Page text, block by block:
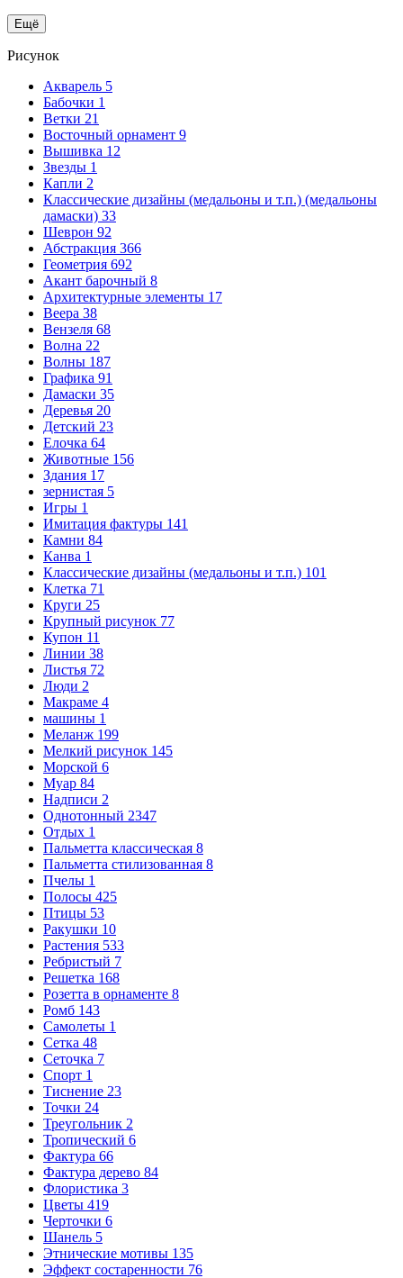
Ещё
Рисунок
Акварель 5
Бабочки 1
Ветки 21
Восточный орнамент 9
Вышивка 12
Звезды 1
Капли 2
Классические дизайны (медальоны и т.п.) (медальоны
дамаски) 33
Шеврон 92
Абстракция 366
Геометрия 692
Акант барочный 8
Архитектурные элементы 17
Веера 38
Вензеля 68
Волна 22
Волны 187
Графика 91
Дамаски 35
Деревья 20
Детский 23
Елочка 64
Животные 156
Здания 17
зернистая 5
Игры 1
Имитация фактуры 141
Камни 84
Канва 1
Классические дизайны (медальоны и т.п.) 101
Клетка 71
Круги 25
Крупный рисунок 77
Купон 11
Линии 38
Листья 72
Люди 2
Макраме 4
машины 1
Меланж 199
Мелкий рисунок 145
Морской 6
Муар 84
Надписи 2
Однотонный 2347
Отдых 1
Пальметта классическая 8
Пальметта стилизованная 8
Пчелы 1
Полосы 425
Птицы 53
Ракушки 10
Растения 533
Ребристый 7
Решетка 168
Розетта в орнаменте 8
Ромб 143
Самолеты 1
Сетка 48
Сеточка 7
Спорт 1
Тиснение 23
Точки 24
Треугольник 2
Тропический 6
Фактура 66
Фактура дерево 84
Флористика 3
Цветы 419
Черточки 6
Шанель 5
Этнические мотивы 135
Эффект состаренности 76